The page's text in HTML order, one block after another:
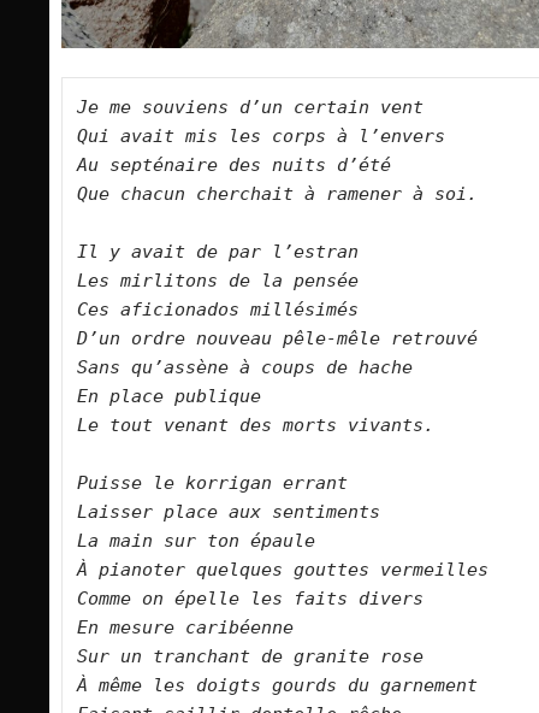
Je me souviens d’un certain vent
Qui avait mis les corps à l’envers
Au septénaire des nuits d’été
Que chacun cherchait à ramener à soi.
Il y avait de par l’estran
Les mirlitons de la pensée
Ces aficionados millésimés
D’un ordre nouveau pêle-mêle retrouvé
Sans qu’assène à coups de hache
En place publique
Le tout venant des morts vivants.
Puisse le korrigan errant
Laisser place aux sentiments
La main sur ton épaule
À pianoter quelques gouttes vermeilles
Comme on épelle les faits divers
En mesure caribéenne
Sur un tranchant de granite rose
À même les doigts gourds du garnement